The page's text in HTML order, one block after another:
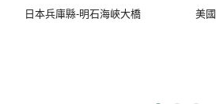
日本兵庫縣-明石海峽大橋
美